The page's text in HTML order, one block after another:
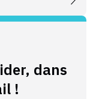
dans
!